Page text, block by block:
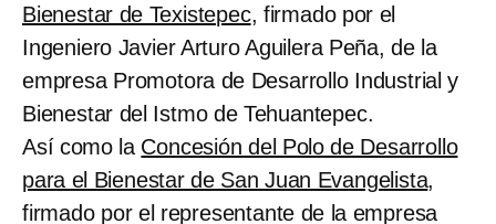
Bienestar de Texistepec, firmado por el
Ingeniero Javier Arturo Aguilera Peña, de la
empresa Promotora de Desarrollo Industrial y
Bienestar del Istmo de Tehuantepec.
Así como la Concesión del Polo de Desarrollo
para el Bienestar de San Juan Evangelista,
firmado por el representante de la empresa